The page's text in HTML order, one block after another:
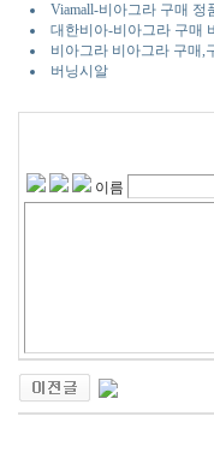
Viamall-비아그라 구매
대한비아-비아그라 구매
비아그라 비아그라 구매,
버닝시알
이름